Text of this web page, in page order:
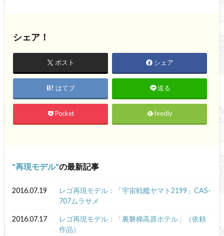
シェア！
ポスト シェア
はてブ 送る
Pocket feedly
再現モデル の最新記事
2016.07.19
レゴ再現モデル：「宇宙戦艦ヤマト2199」CAS-
707ムラサメ
2016.07.17
レゴ再現モデル：「裏磐梯高原ホテル」（依頼
作品）